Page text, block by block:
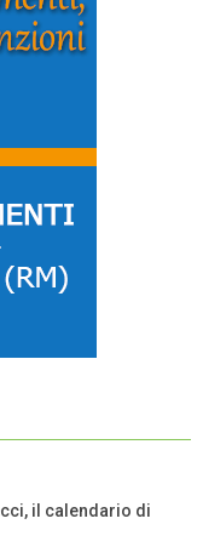
il calendario di